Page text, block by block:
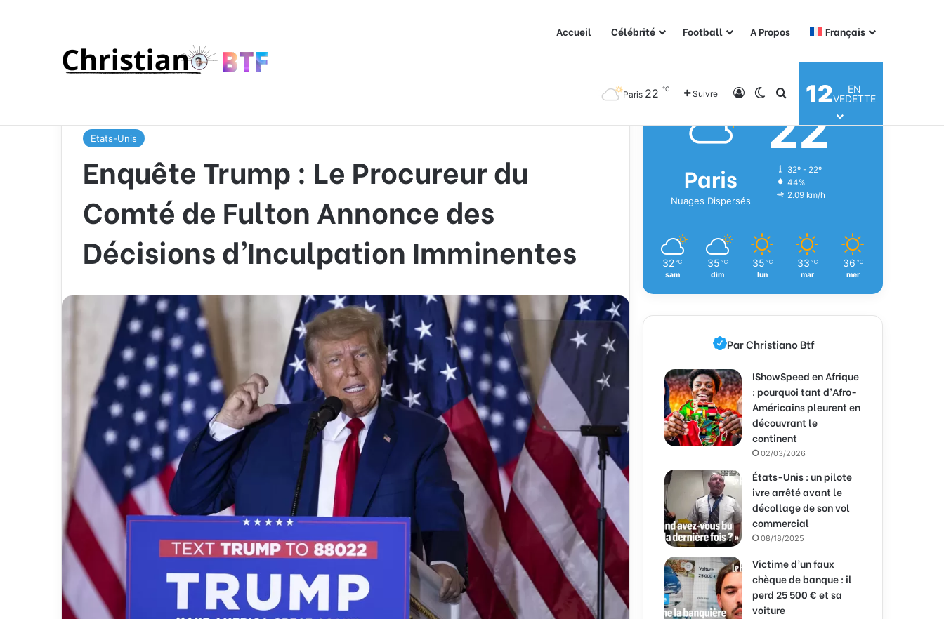
Accueil Célébrité Football A Propos Français
Paris 22 ℃ Suivre ConnexionSwitch skin
Rechercher
12
EN
VEDETTE
Enquête Trump : Le Procureur du Comté de Fulton Annonce des Décisions d’Inculpation
Etats-Unis
Enquête Trump : Le Procureur du
Comté de Fulton Annonce des
Décisions d’Inculpation Imminentes
Météo
Paris
Nuages Dispersés
22℃
32º - 22º
44%
2.09 km/h
32 ℃
sam
35 ℃
dim
35 ℃
lun
33 ℃
mar
36 ℃
mer
Par Christiano Btf
IShowSpeed en Afrique
: pourquoi tant d’Afro-
Américains pleurent en
découvrant le
continent
02/03/2026
États-Unis : un pilote
ivre arrêté avant le
décollage de son vol
commercial
08/18/2025
Victime d’un faux
chèque de banque : il
perd 25 500 € et sa
voiture